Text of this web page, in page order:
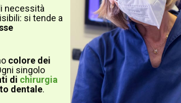
necessità
si tende a
colore dei
singolo
di chirurgia
dentale.